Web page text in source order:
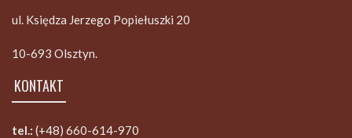
ul. Księdza Jerzego Popiełuszki 20
10-693 Olsztyn.
KONTAKT
tel.: (+48) 660-614-970